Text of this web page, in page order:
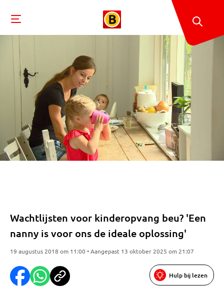
Wachtlijsten voor kinderopvang beu? 'Een
nanny is voor ons de ideale oplossing'
19 augustus 2018 om 11:00 • Aangepast 13 oktober 2025 om 21:07
Hulp bij lezen